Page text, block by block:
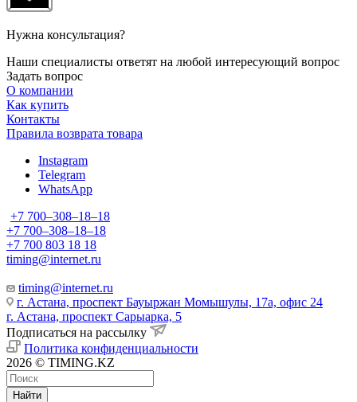
Нужна консультация?
Наши специалисты ответят на любой интересующий вопрос
Задать вопрос
О компании
Как купить
Контакты
Правила возврата товара
Instagram
Telegram
WhatsApp
+7 700‒308‒18‒18
+7 700‒308‒18‒18
+7 700 803 18 18
timing@internet.ru
timing@internet.ru
г. Астана, проспект Бауыржан Момышулы, 17а, офис 24
г. Астана, проспект Сарыарка, 5
Подписаться на рассылку
Политика конфиденциальности
2026 © TIMING.KZ
Найти